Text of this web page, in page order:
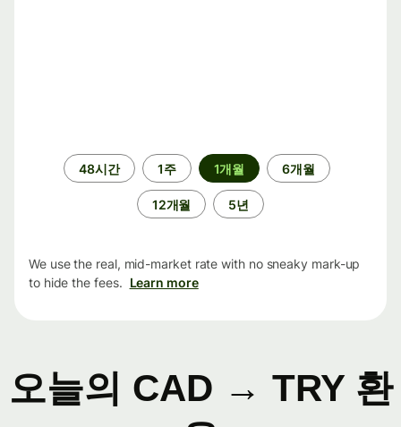
48시간 1주 1개월 6개월
12개월 5년
We use the real, mid-market rate with no sneaky mark-up
to hide the fees. Learn more
오늘의 CAD → TRY 환